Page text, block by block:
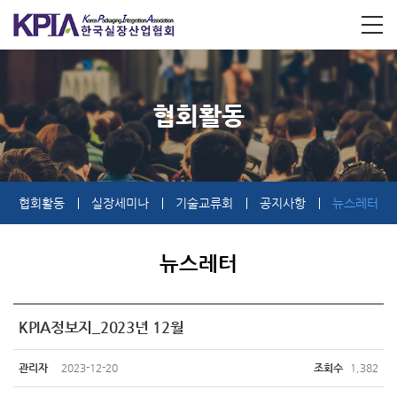
협회활동
협회활동 실장세미나 기술교류회 공지사항 뉴스레터
뉴스레터
KPIA정보지_2023년 12월
관리자 2023-12-20 조회수 1,382